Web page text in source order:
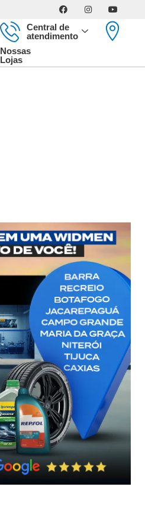
Central de
atendimento
Nossas
Lojas